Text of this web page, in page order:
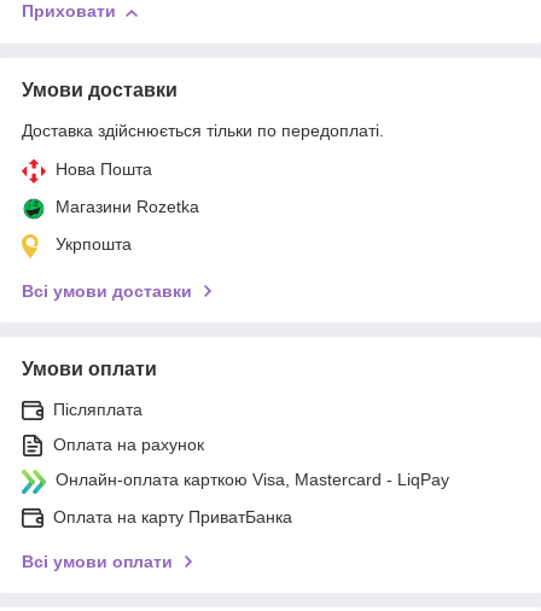
Приховати
Умови доставки
Доставка здійснюється тільки по передоплаті.
Нова Пошта
Магазини Rozetka
Укрпошта
Всі умови доставки
Умови оплати
Післяплата
Оплата на рахунок
Онлайн-оплата карткою Visa, Mastercard - LiqPay
Оплата на карту ПриватБанка
Всі умови оплати